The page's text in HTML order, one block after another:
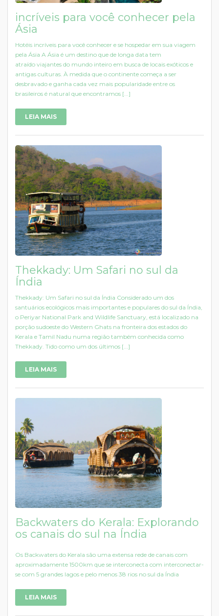
incríveis para você conhecer pela
Ásia
Hotéis incríveis para você conhecer e se hospedar em sua viagem
pela Ásia A Ásia é um destino que de longa data tem
atraído viajantes do mundo inteiro em busca de locais exóticos e
antigas culturas. À medida que o continente começa a ser
desbravado e ganha cada vez mais popularidade entre os
brasileiros é natural que encontramos [...]
LEIA MAIS
Thekkady: Um Safari no sul da
Índia
Thekkady: Um Safari no sul da Índia Considerado um dos
santuários ecológicos mais importantes e populares do sul da Índia,
o Periyar National Park and Wildlife Sanctuary, está localizado na
porção sudoeste do Western Ghats na fronteira dos estados do
Kerala e Tamil Nadu numa região também conhecida como
Thekkady. Tido como um dos últimos [...]
LEIA MAIS
Backwaters do Kerala: Explorando
os canais do sul na Índia
Os Backwaters do Kerala são uma extensa rede de canais com
aproximadamente 1500km que se interconecta com interconectar-
se com 5 grandes lagos e pelo menos 38 rios no sul da Índia
LEIA MAIS